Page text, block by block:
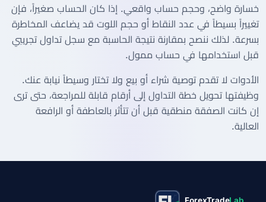
خسارة واضح، وحجم حساب واقعي. إذا كان الحساب صغيراً، فإن
تغييراً بسيطاً في عدد النقاط أو حجم اللوت قد يضاعف المخاطرة
بسرعة. لذلك ننصح بمقارنة نتيجة الحاسبة مع سجل تداول تجريبي
قبل استخدامها في حساب ممول.
الأدوات لا تقدم توصية شراء أو بيع ولا تختار وسيطاً نيابة عنك.
وظيفتها تحويل خطة التداول إلى أرقام قابلة للمراجعة، حتى ترى
إن كانت الصفقة منطقية قبل أن تتأثر بالعاطفة أو الرافعة
العالية.